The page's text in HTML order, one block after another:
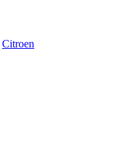
Citroen